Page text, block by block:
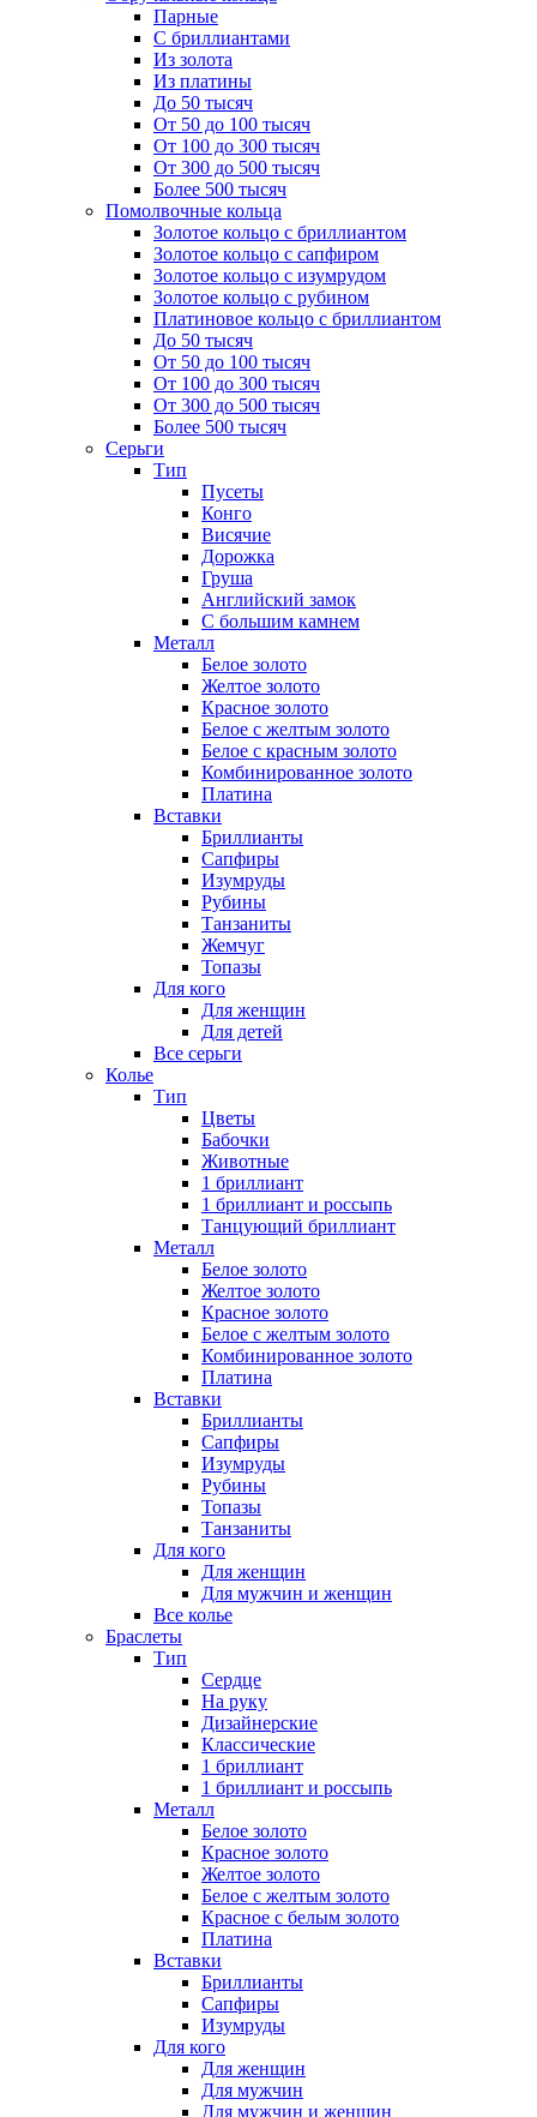
Парные
С бриллиантами
Из золота
Из платины
До 50 тысяч
От 50 до 100 тысяч
От 100 до 300 тысяч
От 300 до 500 тысяч
Более 500 тысяч
Помолвочные кольца
Золотое кольцо с бриллиантом
Золотое кольцо с сапфиром
Золотое кольцо с изумрудом
Золотое кольцо с рубином
Платиновое кольцо с бриллиантом
До 50 тысяч
От 50 до 100 тысяч
От 100 до 300 тысяч
От 300 до 500 тысяч
Более 500 тысяч
Серьги
Тип
Пусеты
Конго
Висячие
Дорожка
Груша
Английский замок
С большим камнем
Металл
Белое золото
Желтое золото
Красное золото
Белое с желтым золото
Белое с красным золото
Комбинированное золото
Платина
Вставки
Бриллианты
Сапфиры
Изумруды
Рубины
Танзаниты
Жемчуг
Топазы
Для кого
Для женщин
Для детей
Все серьги
Колье
Тип
Цветы
Бабочки
Животные
1 бриллиант
1 бриллиант и россыпь
Танцующий бриллиант
Металл
Белое золото
Желтое золото
Красное золото
Белое с желтым золото
Комбинированное золото
Платина
Вставки
Бриллианты
Сапфиры
Изумруды
Рубины
Топазы
Танзаниты
Для кого
Для женщин
Для мужчин и женщин
Все колье
Браслеты
Тип
Сердце
На руку
Дизайнерские
Классические
1 бриллиант
1 бриллиант и россыпь
Металл
Белое золото
Красное золото
Желтое золото
Белое с желтым золото
Красное с белым золото
Платина
Вставки
Бриллианты
Сапфиры
Изумруды
Для кого
Для женщин
Для мужчин
Для мужчин и женщин